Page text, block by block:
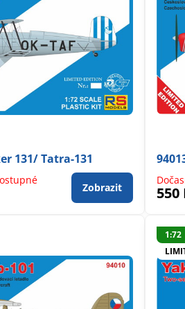
131/ Tatra-131
Zobrazit 550
1:72